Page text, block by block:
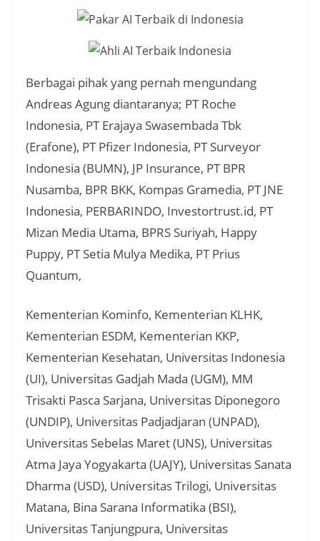
Berbagai pihak yang pernah mengundang
Andreas Agung diantaranya; PT Roche
Indonesia, PT Erajaya Swasembada Tbk
(Erafone), PT Pfizer Indonesia, PT Surveyor
Indonesia (BUMN), JP Insurance, PT BPR
Nusamba, BPR BKK, Kompas Gramedia, PT JNE
Indonesia, PERBARINDO, Investortrust.id, PT
Mizan Media Utama, BPRS Suriyah, Happy
Puppy, PT Setia Mulya Medika, PT Prius
Quantum,
Kementerian Kominfo, Kementerian KLHK,
Kementerian ESDM, Kementerian KKP,
Kementerian Kesehatan, Universitas Indonesia
(UI), Universitas Gadjah Mada (UGM), MM
Trisakti Pasca Sarjana, Universitas Diponegoro
(UNDIP), Universitas Padjadjaran (UNPAD),
Universitas Sebelas Maret (UNS), Universitas
Atma Jaya Yogyakarta (UAJY), Universitas Sanata
Dharma (USD), Universitas Trilogi, Universitas
Matana, Bina Sarana Informatika (BSI),
Universitas Tanjungpura, Universitas